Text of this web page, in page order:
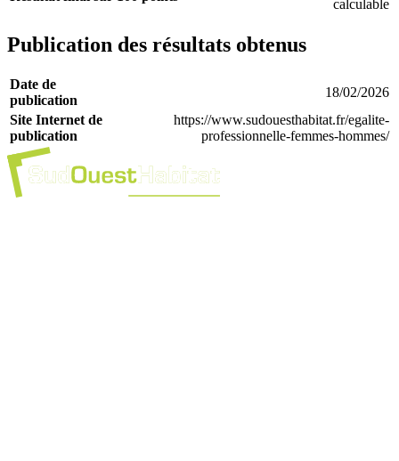
calculable
Publication des résultats obtenus
Date de
publication
18/02/2026
Site Internet de
publication
https://www.sudouesthabitat.fr/egalite-
professionnelle-femmes-hommes/